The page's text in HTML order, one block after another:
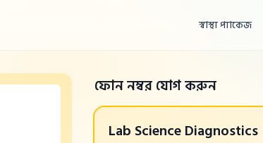
স্বাস্থ্য প্যাকেজ
ফোন নম্বর যোগ করুন
Lab Science Diagnostics